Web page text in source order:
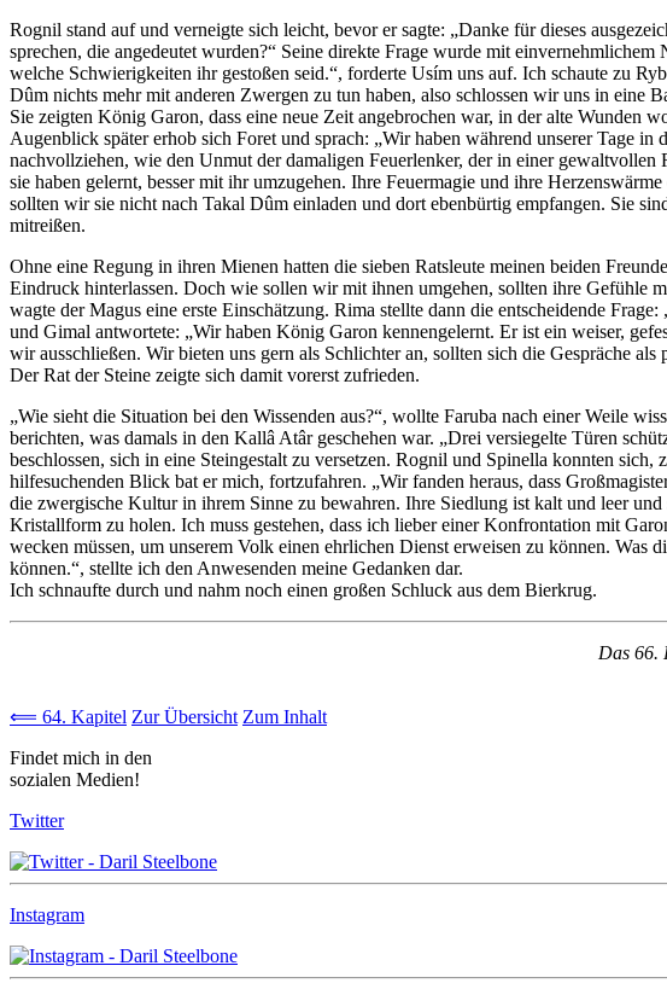
Rognil stand auf und verneigte sich leicht, bevor er sagte: „Danke für dieses
sprechen, die angedeutet wurden?“ Seine direkte Frage wurde mit
welche Schwierigkeiten ihr gestoßen seid.“, forderte Usím uns auf. Ich schaute zu
Dûm nichts mehr mit anderen Zwergen zu tun haben, also schlossen wir uns in eine
Sie zeigten König Garon, dass eine neue Zeit angebrochen war, in der alte Wunden
Augenblick später erhob sich Foret und sprach: „Wir haben während unserer Tage
nachvollziehen, wie den Unmut der damaligen Feuerlenker, der in einer
sie haben gelernt, besser mit ihr umzugehen. Ihre Feuermagie und ihre
sollten wir sie nicht nach Takal Dûm einladen und dort ebenbürtig empfangen. Sie
mitreißen.
Ohne eine Regung in ihren Mienen hatten die sieben Ratsleute meinen beiden
Eindruck hinterlassen. Doch wie sollen wir mit ihnen umgehen, sollten ihre Gefühle
wagte der Magus eine erste Einschätzung. Rima stellte dann die entscheidende
und Gimal antwortete: „Wir haben König Garon kennengelernt. Er ist ein weiser,
wir ausschließen. Wir bieten uns gern als Schlichter an, sollten sich die Gespräche
Der Rat der Steine zeigte sich damit vorerst zufrieden.
„Wie sieht die Situation bei den Wissenden aus?“, wollte Faruba nach einer Weile
berichten, was damals in den Kallâ Atâr geschehen war. „Drei versiegelte Türen
beschlossen, sich in eine Steingestalt zu versetzen. Rognil und Spinella konnten
hilfesuchenden Blick bat er mich, fortzufahren. „Wir fanden heraus, dass
die zwergische Kultur in ihrem Sinne zu bewahren. Ihre Siedlung ist kalt und leer
Kristallform zu holen. Ich muss gestehen, dass ich lieber einer Konfrontation mit
wecken müssen, um unserem Volk einen ehrlichen Dienst erweisen zu können.
können.“, stellte ich den Anwesenden meine Gedanken dar.
Ich schnaufte durch und nahm noch einen großen Schluck aus dem Bierkrug.
Das 66.
⟸ 64. Kapitel Zur Übersicht Zum Inhalt
Findet mich in den
sozialen Medien!
Twitter
Instagram